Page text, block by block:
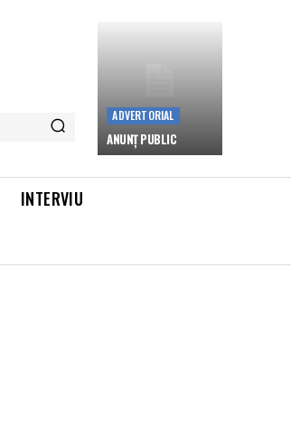
ADVERTORIAL
ANUNȚ PUBLIC
INTERVIU